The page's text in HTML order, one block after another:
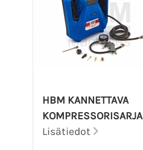
HBM KANNETTAVA
KOMPRESSORISARJA
Lisätiedot